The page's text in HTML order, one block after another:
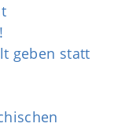
geben statt